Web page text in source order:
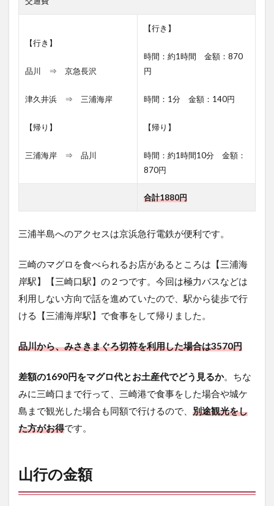
武山
へ
台山
～武
下界
【武
寄り
野菜
囲ま
れて
【下
山口
浜
7.8
〆は
廻転
寿司
『海
と洒
【行き】
品川 ⇒ 京急長沢
津久井浜 ⇒ 三浦海岸
【帰り】
三浦海岸 ⇒ 品川
【行き】
時間：約1時間 金額：870
円
時間：1分 金額：140円
【帰り】
時間：約1時間10分 金額：
870円
合計1880円
三浦半島へのアクセスは京浜急行電鉄が便利です。
三崎のマグロを食べられるお店があるところは【三浦海
岸駅】【三崎口駅】の２つです。今回は極力バスなどは
利用しない方向で話を進めていたので、駅から徒歩で行
ける【三浦海岸駅】で食事をして帰りました。
品川から、みさきまぐろ切符を利用した場合は3570円
差額の1690円をマグロ代とお土産代でどう見るか。ちな
みに三崎口まで行って、三崎港で食事をした場合や城ケ
島まで観光した場合も同額で行けるので、 別途観光をし
た方がお得です。
山行の金額